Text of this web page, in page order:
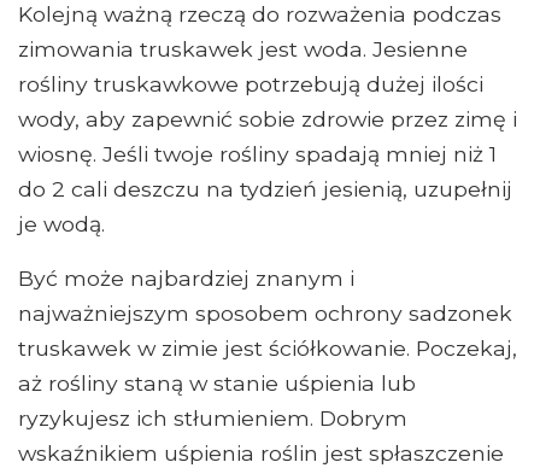
Kolejną ważną rzeczą do rozważenia podczas
zimowania truskawek jest woda. Jesienne
rośliny truskawkowe potrzebują dużej ilości
wody, aby zapewnić sobie zdrowie przez zimę i
wiosnę. Jeśli twoje rośliny spadają mniej niż 1
do 2 cali deszczu na tydzień jesienią, uzupełnij
je wodą.
Być może najbardziej znanym i
najważniejszym sposobem ochrony sadzonek
truskawek w zimie jest ściółkowanie. Poczekaj,
aż rośliny staną w stanie uśpienia lub
ryzykujesz ich stłumieniem. Dobrym
wskaźnikiem uśpienia roślin jest spłaszczenie